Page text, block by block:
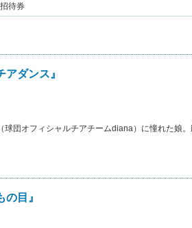
待券
ダンス』
団オフィシャルチアチームdiana）に憧れた娘
目』